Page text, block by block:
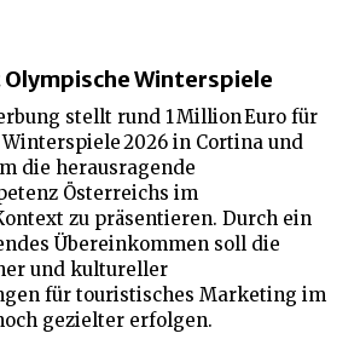
Winterspiele
stellt rund 1 Million Euro für
2026 in Cortina und
die herausragende
Österreichs im
zu präsentieren. Durch ein
Übereinkommen soll die
und kultureller
für touristisches Marketing im
gezielter erfolgen.